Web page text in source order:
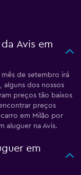
Avis em
de setembro irá
alguns dos nossos
preços tão baixos
preços
em Milão por
aluguer na Avis.
em